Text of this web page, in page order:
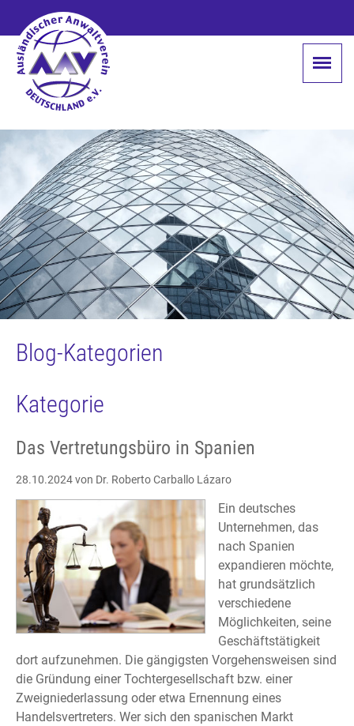
Blog-Kategorien
Kategorie
Das Vertretungsbüro in Spanien
28.10.2024von Dr. Roberto Carballo Lázaro
Ein deutsches
Unternehmen, das
nach Spanien
expandieren möchte,
hat grundsätzlich
verschiedene
Möglichkeiten, seine
Geschäftstätigkeit
dort aufzunehmen. Die gängigsten Vorgehensweisen sind
die Gründung einer Tochtergesellschaft bzw. einer
Zweigniederlassung oder etwa Ernennung eines
Handelsvertreters. Wer sich den spanischen Markt